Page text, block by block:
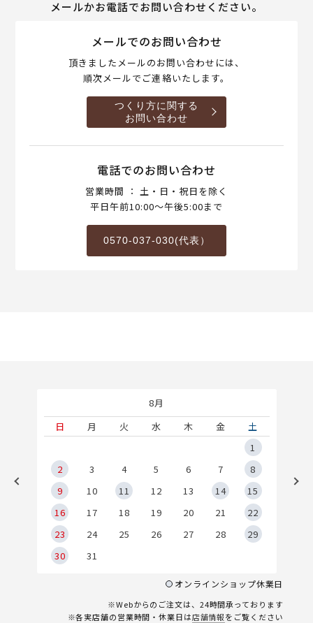
メールかお電話でお問い合わせください。
メールでのお問い合わせ
頂きましたメールのお問い合わせには、
順次メールでご連絡いたします。
つくり方に関する
お問い合わせ
電話でのお問い合わせ
営業時間 ： 土・日・祝日を除く
平日午前10:00～午後5:00まで
0570-037-030(代表）
8月
日
月 火 水 木 金
土
1
2
3 4 5 6 7
8
9
10 11 12 13 14
15
16
17 18 19 20 21
22
23
24 25 26 27 28
29
30
31
オンラインショップ休業日
※Webからのご注文は、24時間承っております
※各実店舗の営業時間・休業日は店舗情報をご覧ください